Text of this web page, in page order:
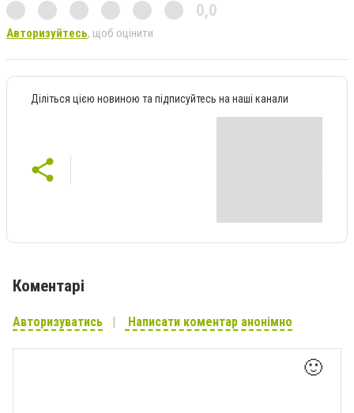
0,0
Авторизуйтесь, щоб оцінити
Діліться цією новиною та підписуйтесь на наші канали
Коментарі
Авторизуватись Написати коментар анонімно
🙂